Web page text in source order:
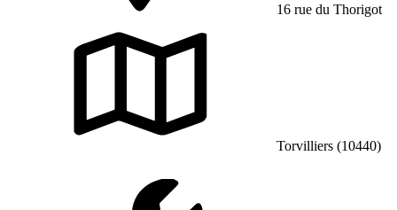
16 rue du Thorigot
Torvilliers (10440)